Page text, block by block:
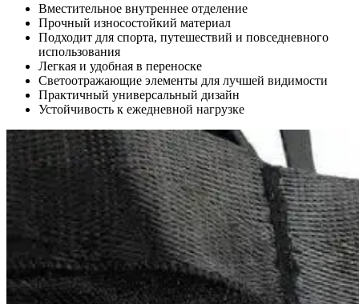
Вместительное внутреннее отделение
Прочный износостойкий материал
Подходит для спорта, путешествий и повседневного
использования
Легкая и удобная в переноске
Светоотражающие элементы для лучшей видимости
Практичный универсальный дизайн
Устойчивость к ежедневной нагрузке